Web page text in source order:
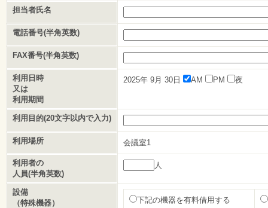
担当者氏名
電話番号(半角英数)
FAX番号(半角英数)
利用日時
又は
利用期間
2025年 9月 30日 AM PM 夜
利用目的(20文字以内で入力)
利用場所 会議室1
利用者の
人員(半角英数)
人
設備
（特殊機器）
下記の機器を有料借用する